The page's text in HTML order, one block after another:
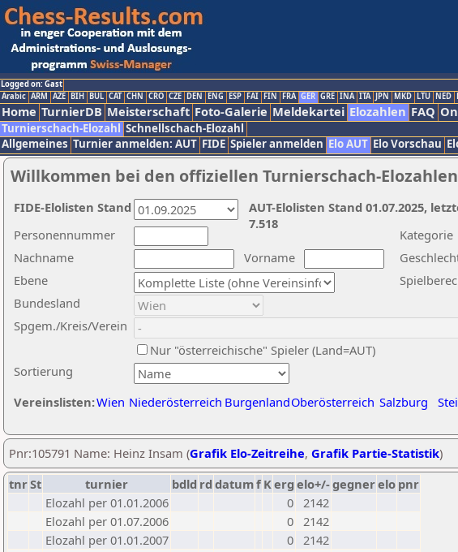
Logged on: Gast
Arabic ARM AZE BIH BUL CAT CHN CRO CZE DEN ENG ESP FAI FIN FRA GER GRE INA ITA JPN MKD LTU NED
Home TurnierDB Meisterschaft Foto-Galerie Meldekartei Elozahlen FAQ
Turnierschach-Elozahl Schnellschach-Elozahl
Allgemeines Turnier anmelden: AUT FIDE Spieler anmelden Elo AUT Elo Vorschau
Willkommen bei den offiziellen Turnierschach-Elozahlen
Nachname
Vorname
Ebene
Kategorie
Sortierung
Personennummer
Bundesland
Spgem./Kreis/Verein
Nur "österreichische" Spieler (Land=AUT)
Vereinslisten:Wien Niederösterreich BurgenlandOberösterreich Salzburg
AUT-Elolisten Stand 01.07.2025,
7.518
FIDE-Elolisten Stand
Pnr:105791 Name: Heinz Insam (Grafik Elo-Zeitreihe, Grafik Partie-Statistik)
tnrSt turnier bdld rd datumf Kerg elo+/-gegnerelo pnr
Elozahl per 01.01.2006
0 2142
Elozahl per 01.07.2006
0 2142
Elozahl per 01.01.2007
0 2142